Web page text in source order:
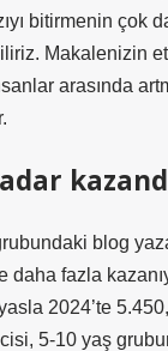
bitirmenin çok
Makalenizin
arasında
blog
daha fazla
2024’te
5-10 yaş